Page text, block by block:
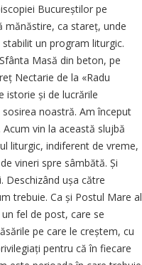
Bucureștilor pe
mănăstire, ca stareț, unde
un program liturgic.
Masă din beton, pe
Nectarie de la «Radu
istorie și de lucrările
noastră. Am început
vin la această slujbă
liturgic, indiferent de vreme,
vineri spre sâmbătă. Și
Deschizând ușa către
trebuie. Ca și Postul Mare al
fel de post, care se
pe care le creștem, cu
pentru că în fiecare